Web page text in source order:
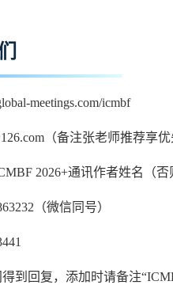
meetings.com/icmbf
（备注张老师推荐享
2026+通讯作者姓名（否
（微信同号）
得到回复，添加时请备注“